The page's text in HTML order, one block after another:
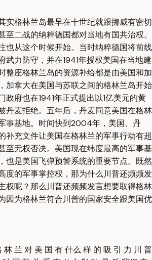
实格林兰岛最早在十世纪就跟挪威有密切
至二战的纳粹德国都对当地有国共治权。
也从这个时候开始。当时纳粹德国将前线
武力防守，并在1941年授权美国在当地建
整座格林兰岛的资源补给都是由美国和加
加拿大在美国与苏联之间的格林兰岛开始
政府也在1941年正式提出以1亿美元的黄
丹麦拒绝。五年后，丹麦同意美国在格林
事基地。时间快到2004年，美国、丹
补充文件让美国在格林兰的军事行动有超
至无权否决。美国现在纬度最高的军事基
也是美国飞弹预警系统的重要节点。既然
度的军事掌控权，那为什么川普还频频发
权呢？那么川普还频频发言想要取得格林
因为格林兰符合川普的国家安全跟美国优
林 兰 对 美 国 有 什么 样 的 吸 引 力 川 普